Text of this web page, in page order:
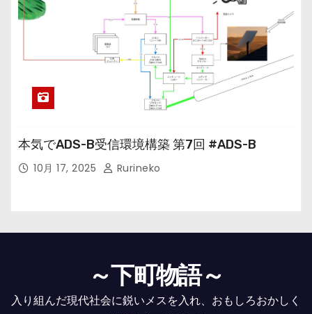
本気でADS-B受信環境構築 第7回 #ADS-B
10月 17, 2025 Rurineko
～下町物語～
入り組んだ現代社会に鋭いメスを入れ、おもしろおかしく